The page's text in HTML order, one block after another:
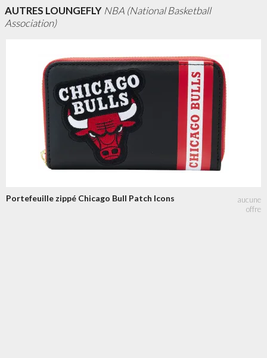
AUTRES LOUNGEFLY NBA (National Basketball
Association)
Portefeuille zippé Chicago Bull Patch Icons